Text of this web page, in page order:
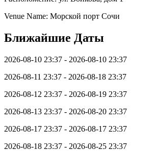
Venue Name: Морской порт Сочи
Ближайшие Даты
2026-08-10 23:37 - 2026-08-10 23:37
2026-08-11 23:37 - 2026-08-18 23:37
2026-08-12 23:37 - 2026-08-19 23:37
2026-08-13 23:37 - 2026-08-20 23:37
2026-08-17 23:37 - 2026-08-17 23:37
2026-08-18 23:37 - 2026-08-25 23:37